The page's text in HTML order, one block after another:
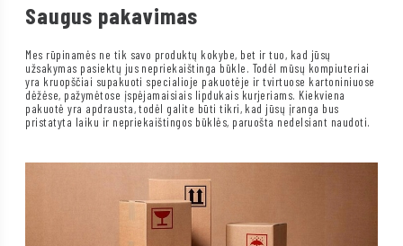
Saugus pakavimas
Mes rūpinamės ne tik savo produktų kokybe, bet ir tuo, kad jūsų
užsakymas pasiektų jus nepriekaištinga būkle. Todėl mūsų kompiuteriai
yra kruopščiai supakuoti specialioje pakuotėje ir tvirtuose kartoniniuose
dėžėse, pažymėtose įspėjamaisiais lipdukais kurjeriams. Kiekviena
pakuotė yra apdrausta, todėl galite būti tikri, kad jūsų įranga bus
pristatyta laiku ir nepriekaištingos būklės, paruošta nedelsiant naudoti.